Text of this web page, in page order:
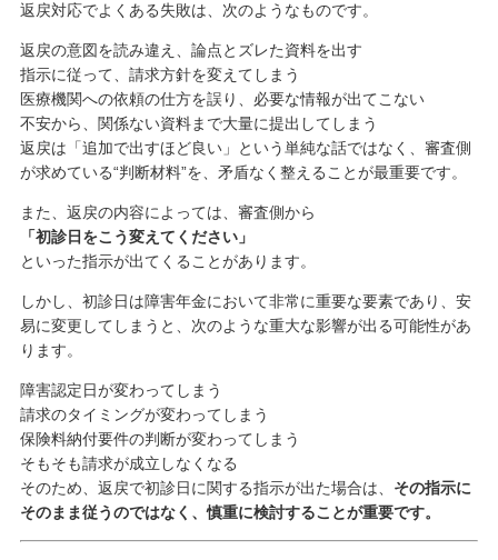
返戻対応でよくある失敗は、次のようなものです。
返戻の意図を読み違え、論点とズレた資料を出す
指示に従って、請求方針を変えてしまう
医療機関への依頼の仕方を誤り、必要な情報が出てこない
不安から、関係ない資料まで大量に提出してしまう
返戻は「追加で出すほど良い」という単純な話ではなく、審査側
が求めている“判断材料”を、矛盾なく整えることが最重要です。
また、返戻の内容によっては、審査側から
「初診日をこう変えてください」
といった指示が出てくることがあります。
しかし、初診日は障害年金において非常に重要な要素であり、安
易に変更してしまうと、次のような重大な影響が出る可能性があ
ります。
障害認定日が変わってしまう
請求のタイミングが変わってしまう
保険料納付要件の判断が変わってしまう
そもそも請求が成立しなくなる
そのため、返戻で初診日に関する指示が出た場合は、 その指示に
そのまま従うのではなく、慎重に検討することが重要です。